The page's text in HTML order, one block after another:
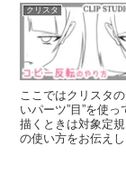
クリスタ
ここではクリスタ
いパーツ”目”を使
描くときは対象定
の使い方をお伝え